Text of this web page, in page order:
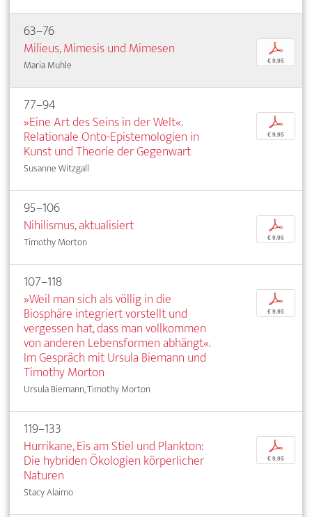
63–76
Milieus, Mimesis und Mimesen
Maria Muhle
p
€ 9,95
77–94
»Eine Art des Seins in der Welt«.
Relationale Onto-Epistemologien in
Kunst und Theorie der Gegenwart
Susanne Witzgall
p
€ 9,95
95–106
Nihilismus, aktualisiert
Timothy Morton
p
€ 9,95
107–118
»Weil man sich als völlig in die
Biosphäre integriert vorstellt und
vergessen hat, dass man vollkommen
von anderen Lebensformen abhängt«.
Im Gespräch mit Ursula Biemann und
Timothy Morton
Ursula Biemann, Timothy Morton
p
€ 9,95
119–133
Hurrikane, Eis am Stiel und Plankton:
Die hybriden Ökologien körperlicher
Naturen
Stacy Alaimo
p
€ 9,95